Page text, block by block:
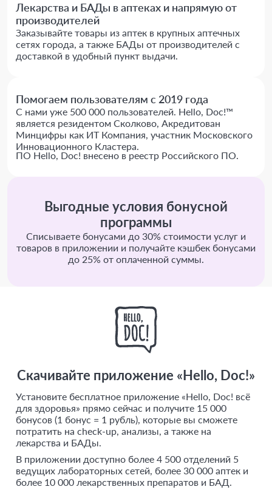
Лекарства и БАДы в аптеках и напрямую от
производителей
Заказывайте товары из аптек в крупных аптечных
сетях города, а также БАДы от производителей с
доставкой в удобный пункт выдачи.
Помогаем пользователям с 2019 года
С нами уже 500 000 пользователей. Hello, Doc!™
является резидентом Сколково, Акредитован
Минцифры как ИТ Компания, участник Московского
Инновационного Кластера.
ПО Hello, Doc! внесено в реестр Российского ПО.
Выгодные условия бонусной
программы
Списываете бонусами до 30% стоимости услуг и
товаров в приложении и получайте кэшбек бонусами
до 25% от оплаченной суммы.
Скачивайте приложение «Hello, Doc!»
Установите бесплатное приложение «Hello, Doc! всё
для здоровья» прямо сейчас и получите 15 000
бонусов (1 бонус = 1 рубль), которые вы сможете
потратить на check-up, анализы, а также на
лекарства и БАДы.
В приложении доступно более 4 500 отделений 5
ведущих лабораторных сетей, более 30 000 аптек и
более 10 000 лекарственных препаратов и БАД.